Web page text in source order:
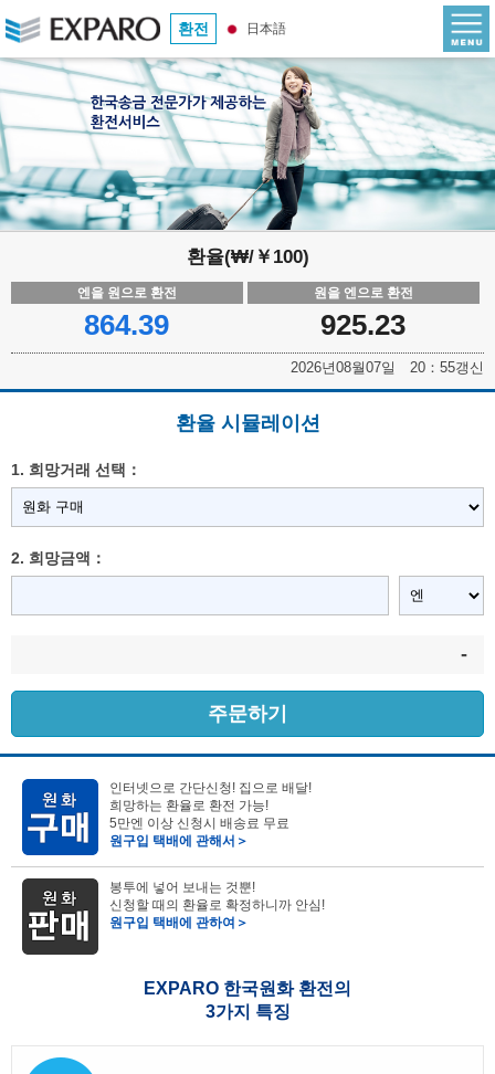
환전 日本語
환율(₩/￥100)
엔을 원으로 환전
864.39
원을 엔으로 환전
925.23
2026년08월07일 20：55갱신
환율 시뮬레이션
1. 희망거래 선택：
2. 희망금액：
-
주문하기
인터넷으로 간단신청! 집으로 배달!
희망하는 환율로 환전 가능!
5만엔 이상 신청시 배송료 무료
원구입 택배에 관해서＞
봉투에 넣어 보내는 것뿐!
신청할 때의 환율로 확정하니까 안심!
원구입 택배에 관하여＞
EXPARO 한국원화 환전의
3가지 특징